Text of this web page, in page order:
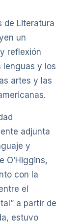
de Literatura
un
reflexión
lenguas y los
artes y las
adjunta
y
O’Higgins,
con la
el
a partir de
estuvo